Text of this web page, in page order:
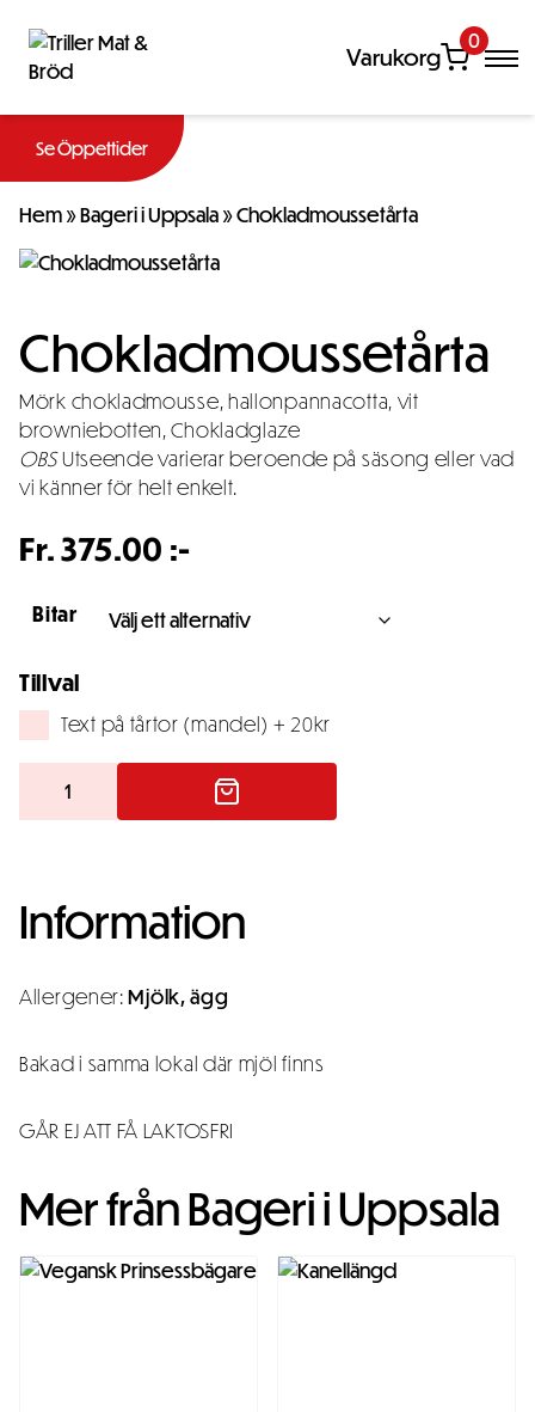
Varukorg
0
Se Öppettider
Hem»Bageri i Uppsala»Chokladmoussetårta
Chokladmoussetårta
Mörk chokladmousse, hallonpannacotta, vit
browniebotten, Chokladglaze
OBSUtseende varierar beroende på säsong eller vad
vi känner för helt enkelt.
Fr.375.00 :-
Bitar
Tillval
Text på tårtor (mandel) + 20kr
Chokladmoussetårta
mängd
Information
Allergener:Mjölk, ägg
Bakad i samma lokal där mjöl finns
GÅR EJ ATT FÅ LAKTOSFRI
Mer från Bageri i Uppsala